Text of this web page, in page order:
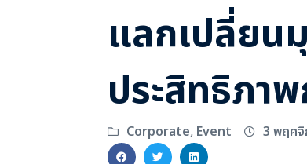
แลกเปลี่ยน
ประสิทธิภา
Corporate, Event 3 พฤศจิ